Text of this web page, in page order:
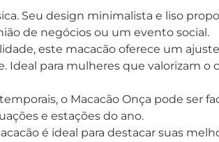
Seu design minimalista e liso
de negócios ou um evento social.
este macacão oferece um
para mulheres que valorizam
o Macacão Onça pode ser
e estações do ano.
é ideal para destacar suas